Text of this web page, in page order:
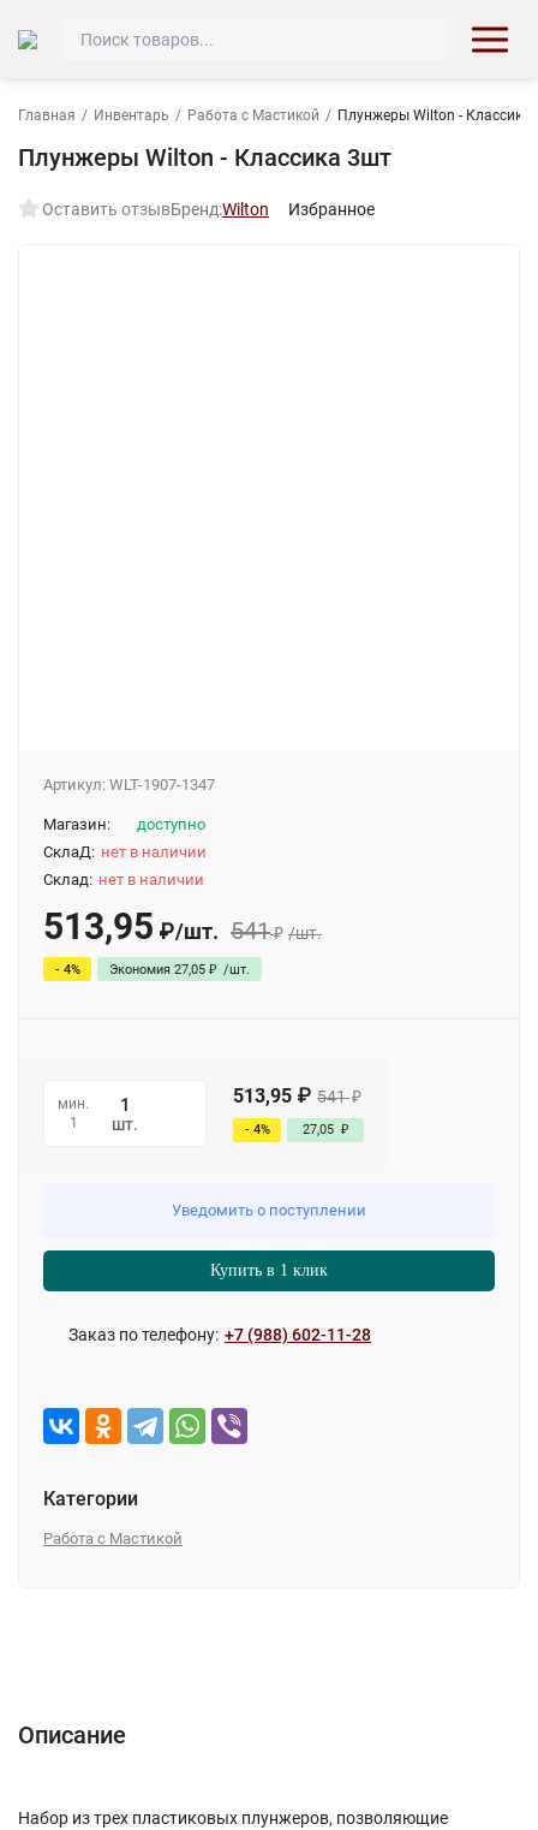
Главная / Инвентарь / Работа с Мастикой / Плунжеры Wilton - Классика
Плунжеры Wilton - Классика 3шт
Оставить отзывБренд:Wilton Избранное
Артикул: WLT-1907-1347
Магазин:
доступно
СклаД: нет в наличии
Склад: нет в наличии
513,95 ₽/шт. 541₽ /шт.
- 4% Экономия 27,05 ₽ /шт.
мин.
1
шт.
513,95 ₽ 541 ₽
- 4% 27,05 ₽
Уведомить о поступлении
Купить в 1 клик
Заказ по телефону: +7 (988) 602-11-28
Категории
Работа с Мастикой
Описание
Набор из трех пластиковых плунжеров, позволяющие